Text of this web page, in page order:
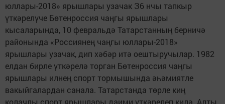
юллары-2018» ярышлары узачак З6 нчы тапкыр
үткәрелүче Бөтенроссия чаңгы ярышлары
кысаларында, 10 февральдә Татарстанның берничә
районында «Россиянең чаңгы юллары-2018»
ярышлары узачак, дип хәбәр итә оештыручылар. 1982
елдан бирле үткәрелә торган Бөтенроссия чаңгы
ярышлары илнең спорт тормышында әһәмиятле
вакыйгалардан санала. Татарстанда төрле киң
колачлы спорт ярышлары даими үткәрелеп килә. Алты